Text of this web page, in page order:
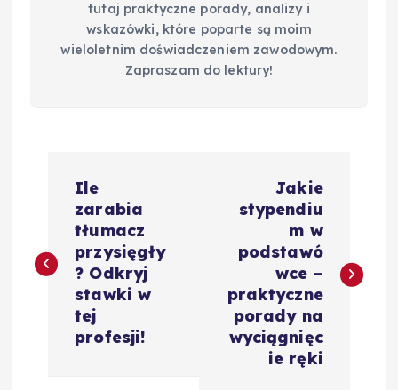
tutaj praktyczne porady, analizy i
wskazówki, które poparte są moim
wieloletnim doświadczeniem zawodowym.
Zapraszam do lektury!
w
Ile
zarabia
tłumacz
przysięgły
? Odkryj
stawki w
tej
profesji!
Jakie
stypendiu
m w
podstawó
wce –
praktyczne
porady na
wyciągnięc
ie ręki